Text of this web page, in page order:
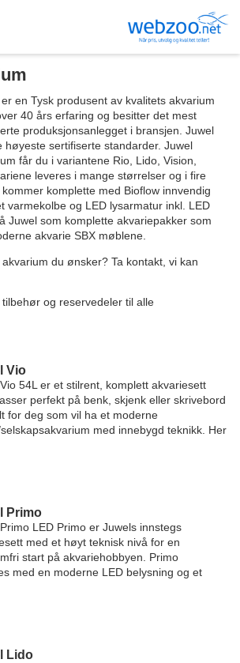
en Tysk produsent av kvalitets akvarium
40 års erfaring og besitter det mest
produksjonsanlegget i bransjen. Juwel
høyeste sertifiserte standarder. Juwel
får du i variantene Rio, Lido, Vision,
leveres i mange størrelser og i fire
komplette med Bioflow innvendig
varmekolbe og LED lysarmatur inkl. LED
Juwel som komplette akvariepakker som
akvarie SBX møblene.
du ønsker? Ta kontakt, vi kan
og reservedeler til alle
Vio
54L er et stilrent, komplett akvariesett
perfekt på benk, skjenk eller skrivebord
for deg som vil ha et moderne
med innebygd teknikk. Her
Primo
LED Primo er Juwels innstegs
med et høyt teknisk nivå for en
start på akvariehobbyen. Primo
med en moderne LED belysning og et
Lido